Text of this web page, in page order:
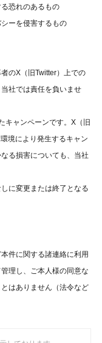
恐れのあるもの
ーを侵害するもの
のX（旧Twitter）上での
社では責任を負いませ
キャンペーンです。X（旧
境により発生するキャン
る損害についても、当社
に変更または終了となる
件に関する諸連絡に利用
理し、ご本人様の同意な
はありません（法令など